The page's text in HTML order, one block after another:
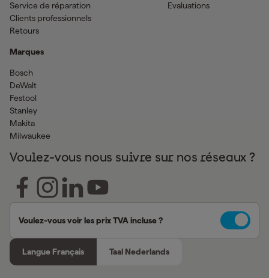
Service de réparation
Clients professionnels
Retours
Marques
Bosch
DeWalt
Festool
Stanley
Makita
Milwaukee
Evaluations
Voulez-vous nous suivre sur nos réseaux ?
Voulez-vous voir les prix TVA incluse ?
Langue Français Taal Nederlands